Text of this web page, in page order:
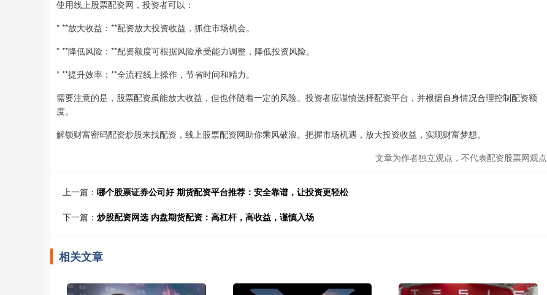
使用线上股票配资网，投资者可以：
* **放大收益：**配资放大投资收益，抓住市场机会。
* **降低风险：**配资额度可根据风险承受能力调整，降低投资风险。
* **提升效率：**全流程线上操作，节省时间和精力。
需要注意的是，股票配资虽能放大收益，但也伴随着一定的风险。投资者应谨慎选择配资平台，并根据自身情况合理控制配资额
度。
解锁财富密码配资炒股来找配资，线上股票配资网助你乘风破浪。把握市场机遇，放大投资收益，实现财富梦想。
文章为作者独立观点，不代表配资股票网观点
上一篇： 哪个股票证券公司好 期货配资平台推荐：安全靠谱，让投资更轻松
下一篇： 炒股配资网选 内盘期货配资：高杠杆，高收益，谨慎入场
相关文章